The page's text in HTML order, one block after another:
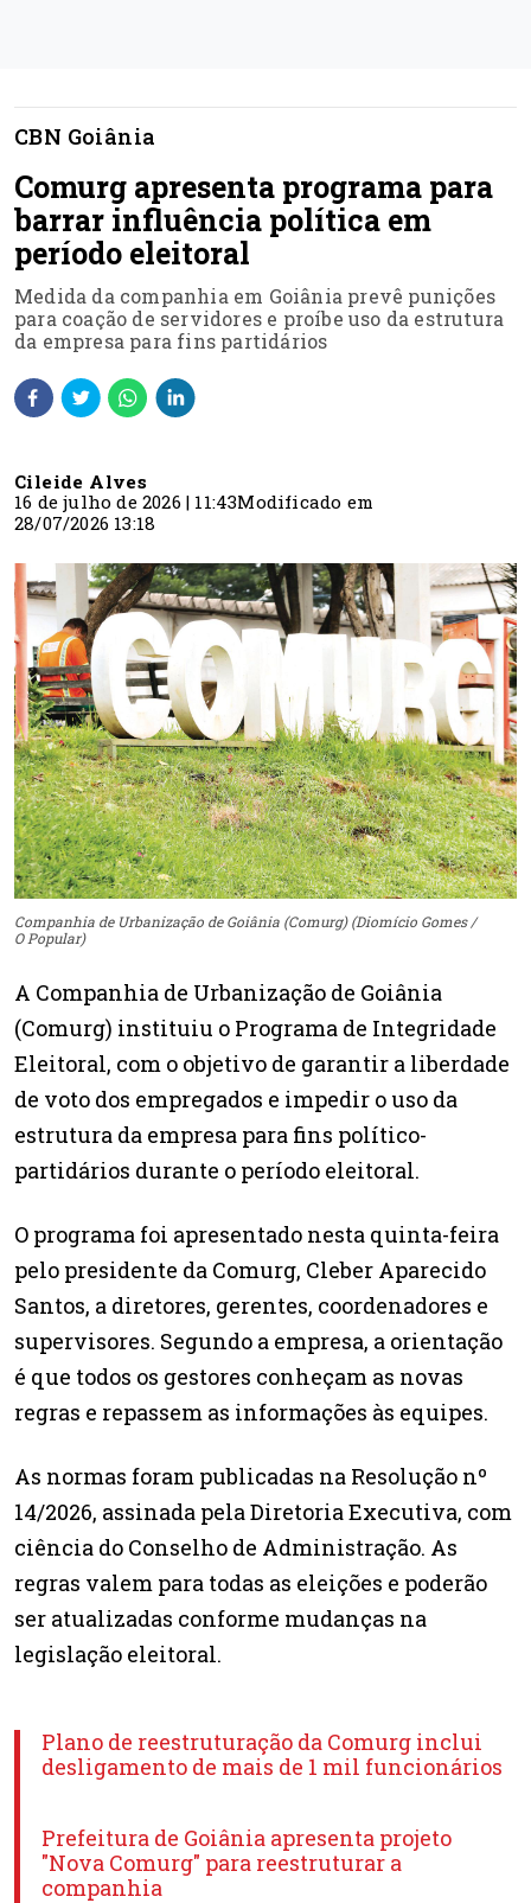
CBN Goiânia
Comurg apresenta programa para
barrar influência política em
período eleitoral
Medida da companhia em Goiânia prevê punições
para coação de servidores e proíbe uso da estrutura
da empresa para fins partidários
Cileide Alves
16 de julho de 2026 | 11:43Modificado em
28/07/2026 13:18
Companhia de Urbanização de Goiânia (Comurg) (Diomício Gomes /
O Popular)
A Companhia de Urbanização de Goiânia
(Comurg) instituiu o Programa de Integridade
Eleitoral, com o objetivo de garantir a liberdade
de voto dos empregados e impedir o uso da
estrutura da empresa para fins político-
partidários durante o período eleitoral.
O programa foi apresentado nesta quinta-feira
pelo presidente da Comurg, Cleber Aparecido
Santos, a diretores, gerentes, coordenadores e
supervisores. Segundo a empresa, a orientação
é que todos os gestores conheçam as novas
regras e repassem as informações às equipes.
As normas foram publicadas na Resolução nº
14/2026, assinada pela Diretoria Executiva, com
ciência do Conselho de Administração. As
regras valem para todas as eleições e poderão
ser atualizadas conforme mudanças na
legislação eleitoral.
Plano de reestruturação da Comurg inclui
desligamento de mais de 1 mil funcionários
Prefeitura de Goiânia apresenta projeto
"Nova Comurg" para reestruturar a
companhia